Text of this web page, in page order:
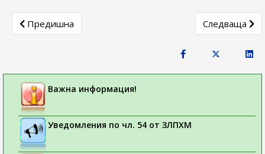
Previous article: ИАЛ публикува информация касаеща
Предишна Next article:
Следваща
Важна информация!
Уведомления по чл. 54 от ЗЛПХМ